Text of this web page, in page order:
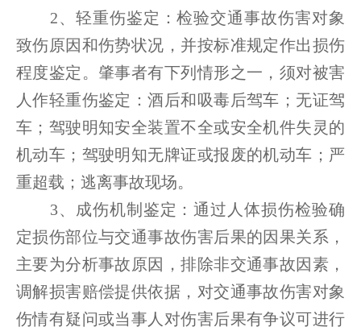
2、轻重伤鉴定：检验交通事故伤害对象
致伤原因和伤势状况，并按标准规定作出损伤
程度鉴定。肇事者有下列情形之一，须对被害
人作轻重伤鉴定：酒后和吸毒后驾车；无证驾
车；驾驶明知安全装置不全或安全机件失灵的
机动车；驾驶明知无牌证或报废的机动车；严
重超载；逃离事故现场。
3、成伤机制鉴定：通过人体损伤检验确
定损伤部位与交通事故伤害后果的因果关系，
主要为分析事故原因，排除非交通事故因素，
调解损害赔偿提供依据，对交通事故伤害对象
伤情有疑问或当事人对伤害后果有争议可进行